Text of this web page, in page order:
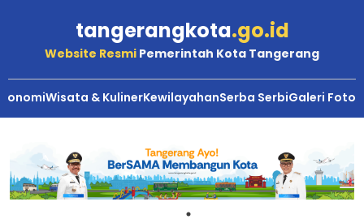
tangerangkota.go.id
Website Resmi Pemerintah Kota Tangerang
Wisata & KulinerKewilayahanSerba SerbiGaleri Foto